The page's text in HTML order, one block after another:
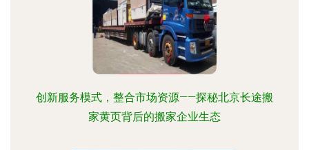
创新服务模式，整合市场资源——探秘北京长途搬
家黄页背后的搬家企业生态